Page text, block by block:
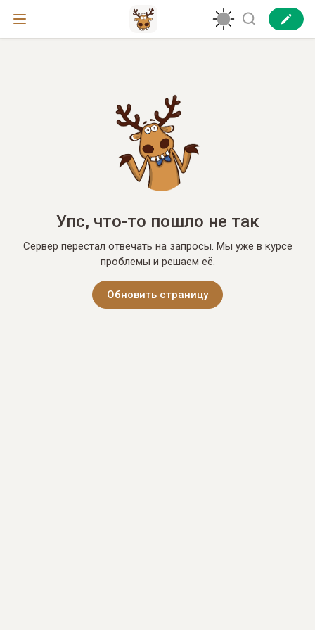
Упс, что-то пошло не так
Сервер перестал отвечать на запросы. Мы уже в курсе
проблемы и решаем её.
Обновить страницу